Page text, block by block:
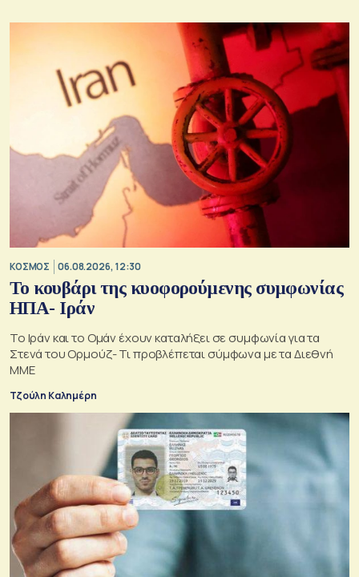
ΚΟΣΜΟΣ 06.08.2026, 12:30
Το κουβάρι της κυοφορούμενης συμφωνίας
ΗΠΑ- Ιράν
Το Ιράν και το Ομάν έχουν καταλήξει σε συμφωνία για τα
Στενά του Ορμούζ- Τι προβλέπεται σύμφωνα με τα Διεθνή
ΜΜΕ
Τζούλη Καλημέρη